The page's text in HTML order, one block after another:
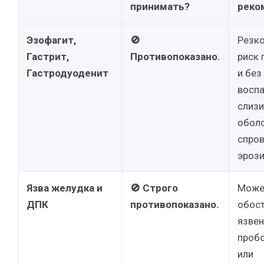
принимать?
Эзофагит,
Гастрит,
Гастродуоденит
🚫
Противопоказано.
риск
и без
Язва желудка и
ДПК
🚫 Строго
противопоказано.
или